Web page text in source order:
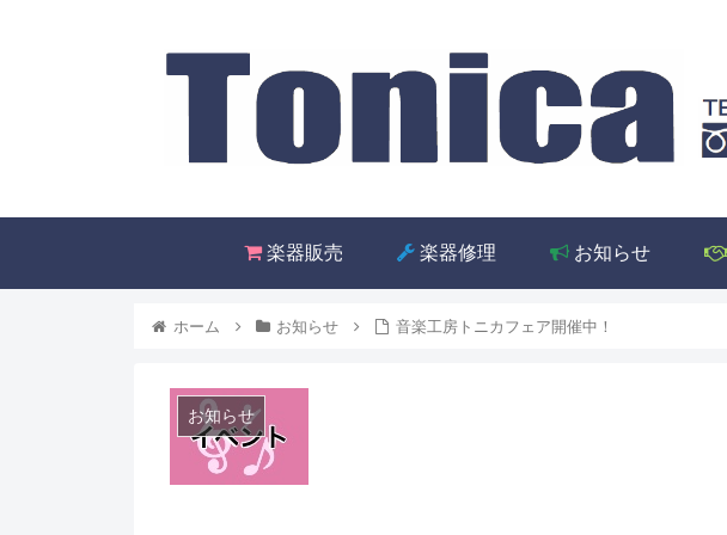
楽器販売 楽器修理 お知らせ
ホーム お知らせ 音楽工房トニカフェア開催中！
お知らせ